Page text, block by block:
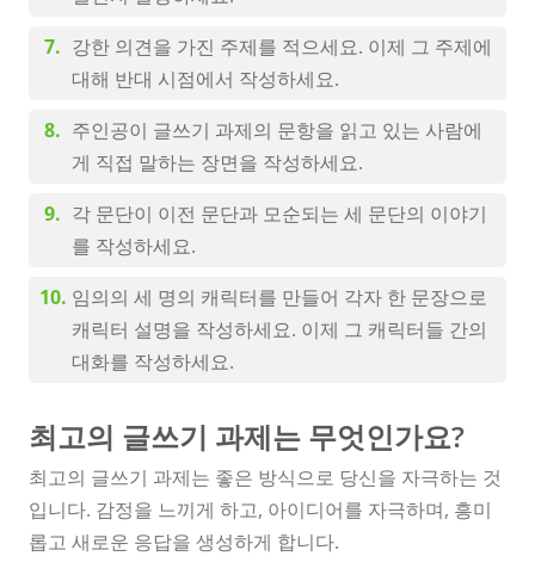
강한 의견을 가진 주제를 적으세요. 이제 그 주제에
대해 반대 시점에서 작성하세요.
주인공이 글쓰기 과제의 문항을 읽고 있는 사람에
게 직접 말하는 장면을 작성하세요.
각 문단이 이전 문단과 모순되는 세 문단의 이야기
를 작성하세요.
임의의 세 명의 캐릭터를 만들어 각자 한 문장으로
캐릭터 설명을 작성하세요. 이제 그 캐릭터들 간의
대화를 작성하세요.
최고의 글쓰기 과제는 무엇인가요?
최고의 글쓰기 과제는 좋은 방식으로 당신을 자극하는 것
입니다. 감정을 느끼게 하고, 아이디어를 자극하며, 흥미
롭고 새로운 응답을 생성하게 합니다.